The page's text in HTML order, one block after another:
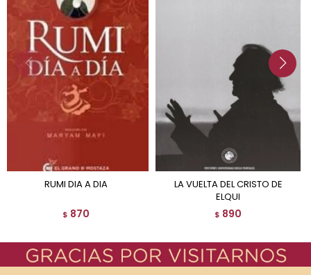
RUMI DIA A DIA
$ 870
LA VUELTA DEL CRISTO DE
ELQUI
$ 890